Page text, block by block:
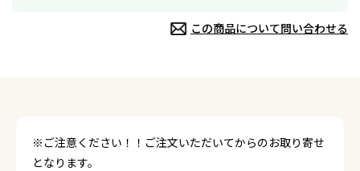
この商品について問い合わせる
※ご注意ください！！ご注文いただいてからのお取り寄せ
となります。